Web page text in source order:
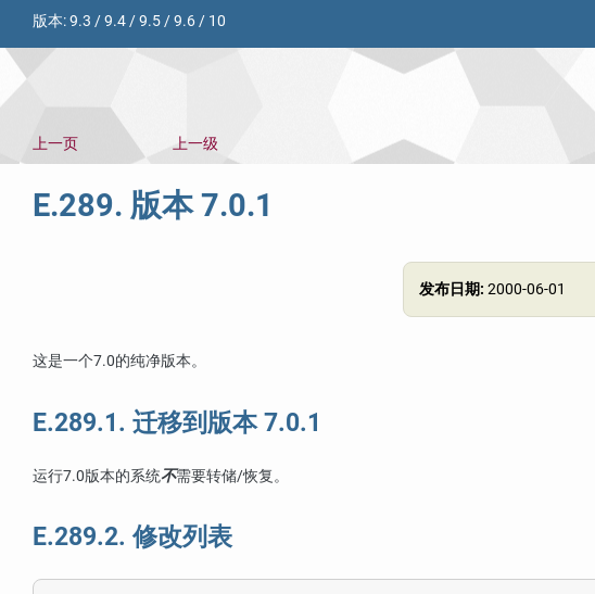
版本:9.3 /9.4/9.5/9.6/ 10
上一页
上一级
E.289. 版本 7.0.1
发布日期: 2000-06-01
这是一个7.0的纯净版本。
E.289.1. 迁移到版本 7.0.1
运行7.0版本的系统不需要转储/恢复。
E.289.2. 修改列表